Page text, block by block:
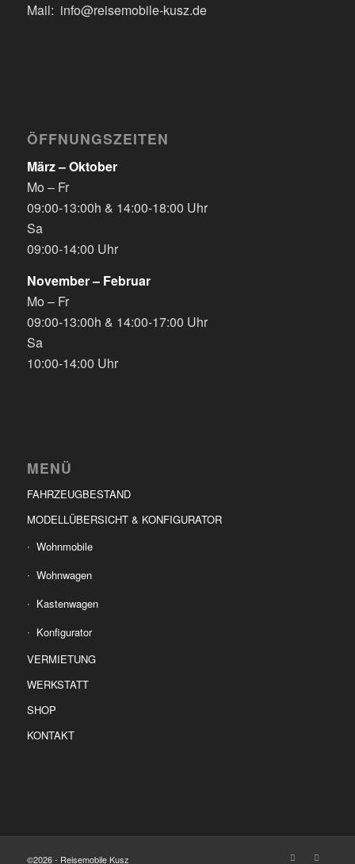
Mail: info@reisemobile-kusz.de
ÖFFNUNGSZEITEN
März – Oktober
Mo – Fr
09:00-13:00h & 14:00-18:00 Uhr
Sa
09:00-14:00 Uhr
November – Februar
Mo – Fr
09:00-13:00h & 14:00-17:00 Uhr
Sa
10:00-14:00 Uhr
MENÜ
FAHRZEUGBESTAND
MODELLÜBERSICHT & KONFIGURATOR
Wohnmobile
Wohnwagen
Kastenwagen
Konfigurator
VERMIETUNG
WERKSTATT
SHOP
KONTAKT
©2026 - Reisemobile Kusz